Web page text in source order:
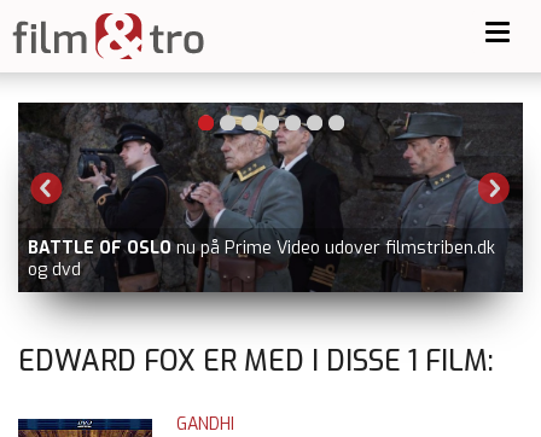
BATTLE OF OSLO nu på Prime Video udover filmstriben.dk
og dvd
EDWARD FOX ER MED I DISSE 1 FILM:
GANDHI